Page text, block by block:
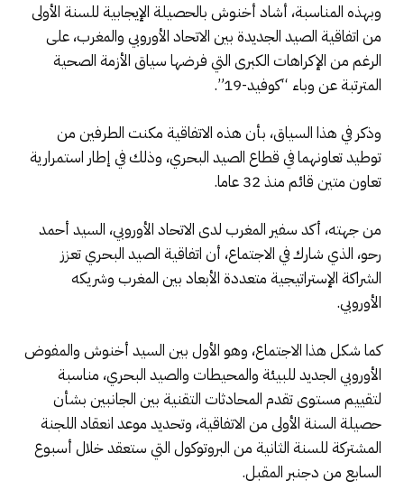
وبهذه المناسبة، أشاد أخنوش بالحصيلة الإيجابية للسنة الأولى
من اتفاقية الصيد الجديدة بين الاتحاد الأوروبي والمغرب، على
الرغم من الإكراهات الكبرى التي فرضها سياق الأزمة الصحية
المترتبة عن وباء “كوفيد-19”.
وذكر في هذا السياق، بأن هذه الاتفاقية مكنت الطرفين من
توطيد تعاونهما في قطاع الصيد البحري، وذلك في إطار استمرارية
تعاون متين قائم منذ 32 عاما.
من جهته، أكد سفير المغرب لدى الاتحاد الأوروبي، السيد أحمد
رحو، الذي شارك في الاجتماع، أن اتفاقية الصيد البحري تعزز
الشراكة الإستراتيجية متعددة الأبعاد بين المغرب وشريكه
الأوروبي.
كما شكل هذا الاجتماع، وهو الأول بين السيد أخنوش والمفوض
الأوروبي الجديد للبيئة والمحيطات والصيد البحري، مناسبة
لتقييم مستوى تقدم المحادثات التقنية بين الجانبين بشأن
حصيلة السنة الأولى من الاتفاقية، وتحديد موعد انعقاد اللجنة
المشتركة للسنة الثانية من البروتوكول التي ستعقد خلال أسبوع
السابع من دجنبر المقبل.